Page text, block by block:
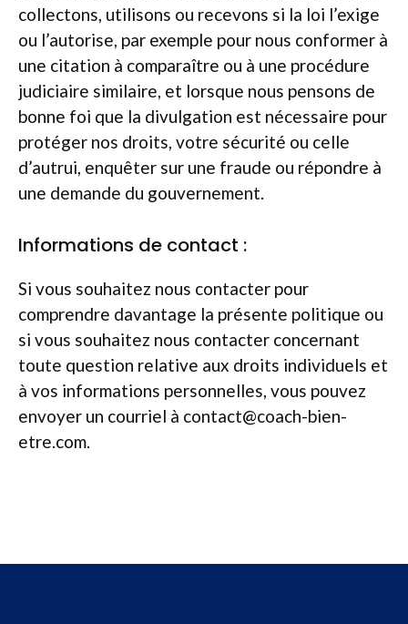
collectons, utilisons ou recevons si la loi l’exige
ou l’autorise, par exemple pour nous conformer à
une citation à comparaître ou à une procédure
judiciaire similaire, et lorsque nous pensons de
bonne foi que la divulgation est nécessaire pour
protéger nos droits, votre sécurité ou celle
d’autrui, enquêter sur une fraude ou répondre à
une demande du gouvernement.
Informations de contact :
Si vous souhaitez nous contacter pour
comprendre davantage la présente politique ou
si vous souhaitez nous contacter concernant
toute question relative aux droits individuels et
à vos informations personnelles, vous pouvez
envoyer un courriel à contact@coach-bien-
etre.com.